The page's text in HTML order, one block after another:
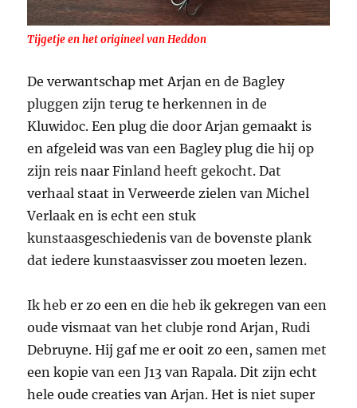
Tijgetje en het origineel van Heddon
De verwantschap met Arjan en de Bagley
pluggen zijn terug te herkennen in de
Kluwidoc. Een plug die door Arjan gemaakt is
en afgeleid was van een Bagley plug die hij op
zijn reis naar Finland heeft gekocht. Dat
verhaal staat in Verweerde zielen van Michel
Verlaak en is echt een stuk
kunstaasgeschiedenis van de bovenste plank
dat iedere kunstaasvisser zou moeten lezen.
Ik heb er zo een en die heb ik gekregen van een
oude vismaat van het clubje rond Arjan, Rudi
Debruyne. Hij gaf me er ooit zo een, samen met
een kopie van een J13 van Rapala. Dit zijn echt
hele oude creaties van Arjan. Het is niet super